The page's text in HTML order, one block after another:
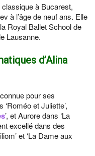
à Bucarest,
à l’âge de neuf ans. Elle
Royal Ballet School de
Lausanne.
d’Alina
pour ses
et Juliette’,
’, et Aurore dans ‘La
excellé dans des
et ‘La Dame aux